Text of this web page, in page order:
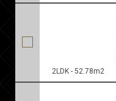
2LDK - 52.78m2